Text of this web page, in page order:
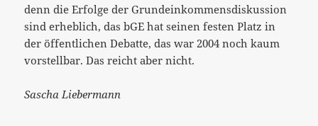
denn die Erfolge der Grundeinkommensdiskussion
sind erheblich, das bGE hat seinen festen Platz in
der öffentlichen Debatte, das war 2004 noch kaum
vorstellbar. Das reicht aber nicht.
Sascha Liebermann